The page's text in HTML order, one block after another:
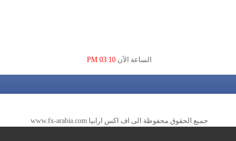
الساعة الآن 03:10 PM
جميع الحقوق محفوظة الى اف اكس ارابيا www.fx-arabia.com